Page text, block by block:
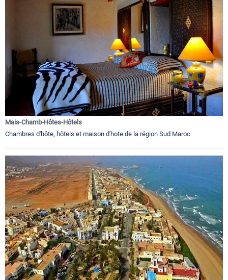
Mais-Chamb-Hôtes-Hôtels
Chambres d'hôte, hôtels et maison d'hote de la région Sud Maroc